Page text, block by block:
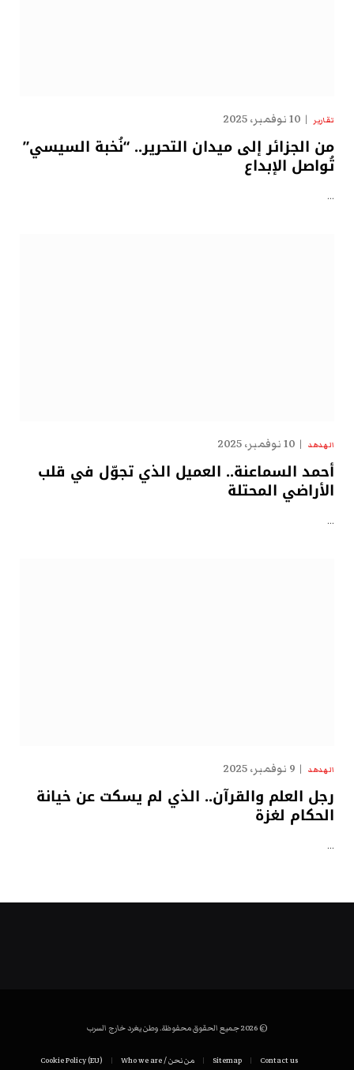
تقارير 10 نوفمبر، 2025
من الجزائر إلى ميدان التحرير.. “نُخبة السيسي”
تُواصل الإبداع
…
الهدهد 10 نوفمبر، 2025
أحمد السماعنة.. العميل الذي تجوّل في قلب
الأراضي المحتلة
…
الهدهد 9 نوفمبر، 2025
رجل العلم والقرآن.. الذي لم يسكت عن خيانة
الحكام لغزة
…
© 2026 جميع الحقوق محفوظة. وطن يغرد خارج السرب
Contact us
Sitemap من نحن / Who we are Cookie Policy (EU)